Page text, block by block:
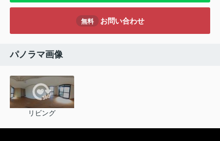
無料 お問い合わせ
パノラマ画像
リビング